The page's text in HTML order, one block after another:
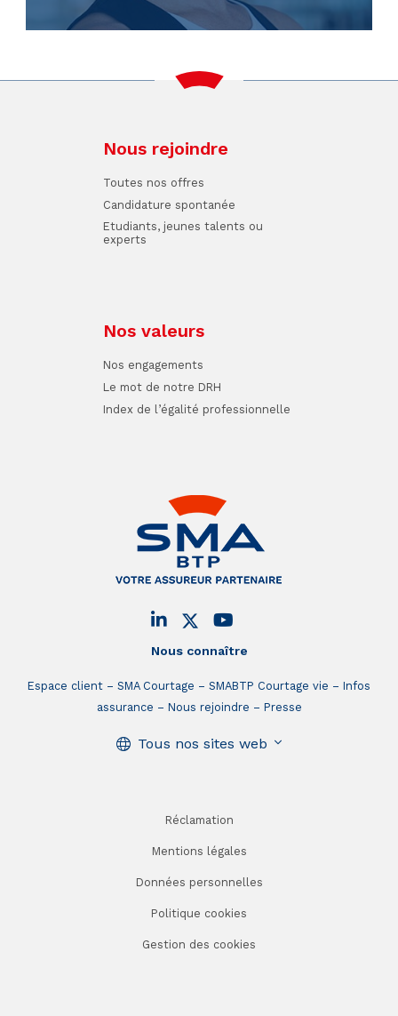
Nous connaître
Espace client SMA Courtage SMABTP Courtage vie
Infos
assurance
Nous rejoindre Presse
Tous nos sites web
Nous rejoindre
Toutes nos offres
Candidature spontanée
Etudiants, jeunes talents ou
experts
Nos valeurs
Nos engagements
Le mot de notre DRH
Index de l’égalité professionnelle
Réclamation
Mentions légales
Données personnelles
Politique cookies
Gestion des cookies